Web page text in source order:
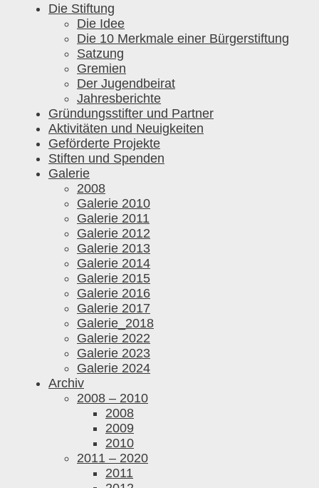
Die Stiftung
Die Idee
Die 10 Merkmale einer Bürgerstiftung
Satzung
Gremien
Der Jugendbeirat
Jahresberichte
Gründungsstifter und Partner
Aktivitäten und Neuigkeiten
Geförderte Projekte
Stiften und Spenden
Galerie
2008
Galerie 2010
Galerie 2011
Galerie 2012
Galerie 2013
Galerie 2014
Galerie 2015
Galerie 2016
Galerie 2017
Galerie_2018
Galerie 2022
Galerie 2023
Galerie 2024
Archiv
2008 – 2010
2008
2009
2010
2011 – 2020
2011